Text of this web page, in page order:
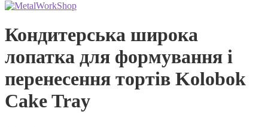
Кондитерська широка
лопатка для формування і
перенесення тортів Kolobok
Cake Tray